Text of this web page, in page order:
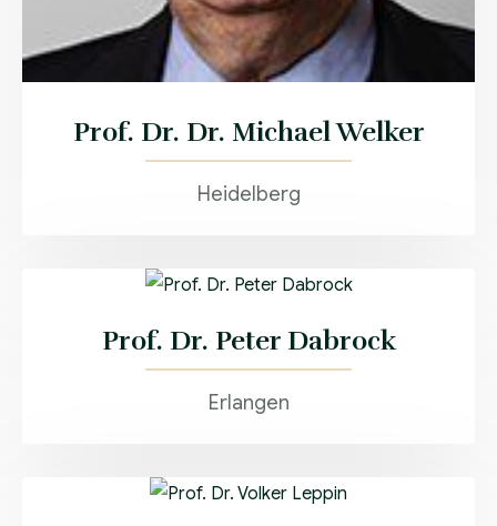
Prof. Dr. Dr. Michael Welker
Heidelberg
Prof. Dr. Peter Dabrock
Erlangen